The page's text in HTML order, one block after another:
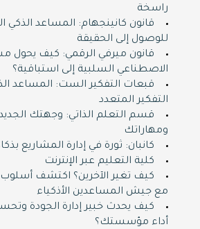
راسخة
قانون كانينجهام: المساعد
للوصول إلى الحقيقة
قانون ميرفي الرقمي: كيف يحول
الاصطناعي السلبية إلى استباقية؟
قبعات التفكير الست: المساعد
التفكير المتعدد
قسم التعلم الذاتي: وجهتك
ومهاراتك
كانبان: ثورة في إدارة المشاريع
كلية التعليم عبر الإنترنت
كيف تغير الآخرين؟ اكتشف أسلوب
مع جيش المساعدين الأذكياء
كيف يحدث خبير إدارة الجودة
أداء مؤسستك؟